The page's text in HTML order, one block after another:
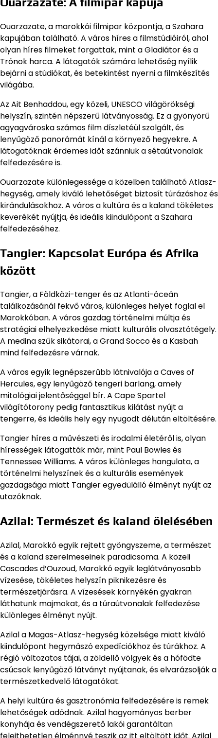
Ouarzazate, a marokkói filmipar központja, a Szahara
kapujában található. A város híres a filmstúdióiról, ahol
olyan híres filmeket forgattak, mint a Gladiátor és a
Trónok harca. A látogatók számára lehetőség nyílik
bejárni a stúdiókat, és betekintést nyerni a filmkészítés
világába.
Az Ait Benhaddou, egy közeli, UNESCO világörökségi
helyszín, szintén népszerű látványosság. Ez a gyönyörű
agyagvároska számos film díszletéül szolgált, és
lenyűgöző panorámát kínál a környező hegyekre. A
látogatóknak érdemes időt szánniuk a sétaútvonalak
felfedezésére is.
Ouarzazate különlegessége a közelben található Atlasz-
hegység, amely kiváló lehetőséget biztosít túrázáshoz és
kirándulásokhoz. A város a kultúra és a kaland tökéletes
keverékét nyújtja, és ideális kiindulópont a Szahara
felfedezéséhez.
Tangier: Kapcsolat Európa és Afrika
között
Tangier, a Földközi-tenger és az Atlanti-óceán
találkozásánál fekvő város, különleges helyet foglal el
Marokkóban. A város gazdag történelmi múltja és
stratégiai elhelyezkedése miatt kulturális olvasztótégely.
A medina szűk sikátorai, a Grand Socco és a Kasbah
mind felfedezésre várnak.
A város egyik legnépszerűbb látnivalója a Caves of
Hercules, egy lenyűgöző tengeri barlang, amely
mitológiai jelentőséggel bír. A Cape Spartel
világítótorony pedig fantasztikus kilátást nyújt a
tengerre, és ideális hely egy nyugodt délután eltöltésére.
Tangier híres a művészeti és irodalmi életéről is, olyan
hírességek látogatták már, mint Paul Bowles és
Tennessee Williams. A város különleges hangulata, a
történelmi helyszínek és a kulturális események
gazdagsága miatt Tangier egyedülálló élményt nyújt az
utazóknak.
Azilal: Természet és kaland ölelésében
Azilal, Marokkó egyik rejtett gyöngyszeme, a természet
és a kaland szerelmeseinek paradicsoma. A közeli
Cascades d’Ouzoud, Marokkó egyik leglátványosabb
vízesése, tökéletes helyszín piknikezésre és
természetjárásra. A vízesések környékén gyakran
láthatunk majmokat, és a túraútvonalak felfedezése
különleges élményt nyújt.
Azilal a Magas-Atlasz-hegység közelsége miatt kiváló
kiindulópont hegymászó expedíciókhoz és túrákhoz. A
régió változatos tájai, a zöldellő völgyek és a hófödte
csúcsok lenyűgöző látványt nyújtanak, és elvarázsolják a
természetkedvelő látogatókat.
A helyi kultúra és gasztronómia felfedezésére is remek
lehetőségek adódnak. Azilal hagyományos berber
konyhája és vendégszerető lakói garantáltan